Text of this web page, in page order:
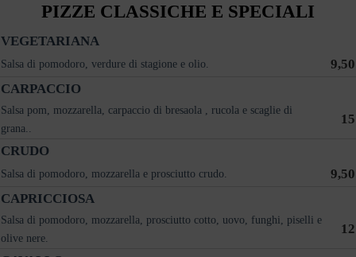
PIZZE CLASSICHE E SPECIALI
VEGETARIANA
Salsa di pomodoro, verdure di stagione e olio.
9,50
CARPACCIO
Salsa pom, mozzarella, carpaccio di bresaola , rucola e scaglie di
grana..
15
CRUDO
Salsa di pomodoro, mozzarella e prosciutto crudo.
9,50
CAPRICCIOSA
Salsa di pomodoro, mozzarella, prosciutto cotto, uovo, funghi, piselli e
olive nere.
12